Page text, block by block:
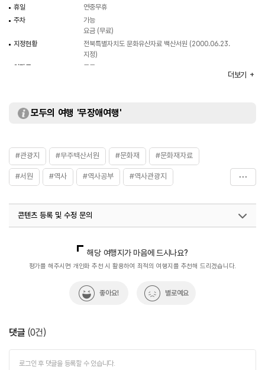
휴일
연중무휴
주차
가능
요금 (무료)
지정현황
전북특별자치도 문화유산자료 백산서원 (2000.06.23.
지정)
입장료
무료
더보기
모두의 여행 '무장애여행'
#관광지 #무주백산서원 #문화재 #문화재자료
#서원 #역사 #역사공부 #역사관광지
#역사유적 #역사유적지
콘텐츠 등록 및 수정 문의
해당 여행지가 마음에 드시나요?
평가를 해주시면 개인화 추천 시 활용하여 최적의 여행지를 추천해 드리겠습니다.
좋아요! 별로예요
댓글 (0건)